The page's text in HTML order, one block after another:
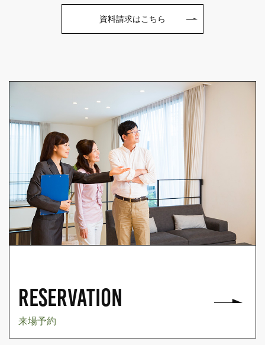
資料請求はこちら
RESERVATION
来場予約